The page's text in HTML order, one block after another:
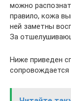
можно
правило, кожа
ней заметны
За
Ниже приведен
сопровождается